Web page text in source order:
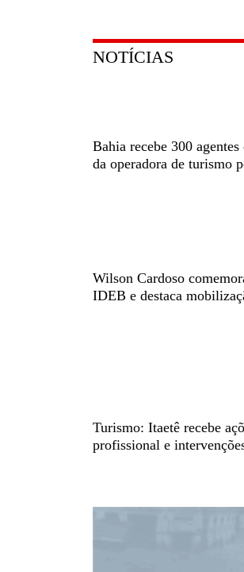
NOTÍCIAS
Bahia recebe 300
da operadora de turismo
Wilson Cardoso
IDEB e destaca
Turismo: Itaetê recebe
profissional e